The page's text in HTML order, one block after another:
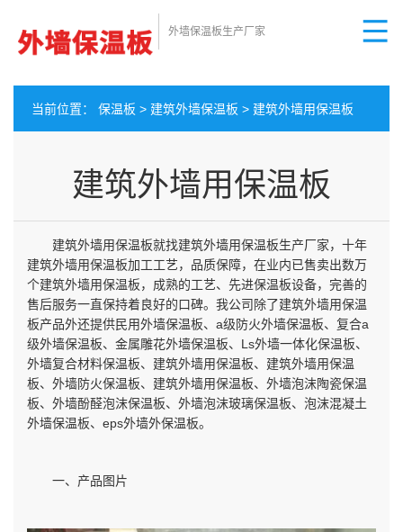
外墙保温板生产厂家
当前位置： 保温板 > 建筑外墙保温板 > 建筑外墙用保温板
建筑外墙用保温板
建筑外墙用保温板就找建筑外墙用保温板生产厂家，十年
建筑外墙用保温板加工工艺，品质保障，在业内已售卖出数万
个建筑外墙用保温板，成熟的工艺、先进保温板设备，完善的
售后服务一直保持着良好的口碑。我公司除了建筑外墙用保温
板产品外还提供民用外墙保温板、a级防火外墙保温板、复合a
级外墙保温板、金属雕花外墙保温板、Ls外墙一体化保温板、
外墙复合材料保温板、建筑外墙用保温板、建筑外墙用保温
板、外墙防火保温板、建筑外墙用保温板、外墙泡沫陶瓷保温
板、外墙酚醛泡沫保温板、外墙泡沫玻璃保温板、泡沫混凝土
外墙保温板、eps外墙外保温板。
一、产品图片